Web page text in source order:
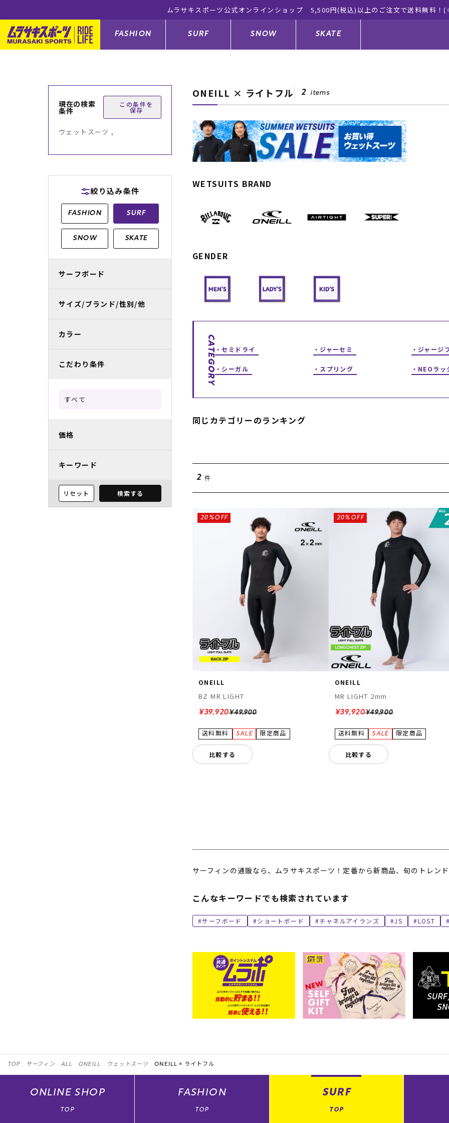
ムラサキスポーツ公式オンラ
FASHION
アウター/ジャケット トップス
シューズ サンダル
バッグ
メンズ水着
レディースラッシュガード
SURF
サーフボード ウェットスーツ
サーフボードメンテナンスグッズ キッズサーフィン
ボディーボード
GO ボディーボード
SNOW
スノーボード板 バインディング
スノーボードセット スノーボードウェア
スノーボードゴーグル
キッズスノーボードセット
スノーボード レンタル
中古/アウトレット スノーウェア
SKATE
スケートボード キッズスケートボード
スケートボードグッズ
スケートボードメンテナンスグッ
ズ
GO スケートセット
ONEILL × ライトフル 2 items
WETSUITS BRAND
GENDER
CATEGORY セミドライ ジャーセミ ジャージ
シーガル スプリング NEOラッ
同じカテゴリーのランキング
2 件
ONEILL
BZ MR LIGHT
¥49,900
20%OFF
¥39,920
比較する
ONEILL
MR LIGHT 2mm
¥49,900
20%OFF
¥39,920
比較する
サーフィンの通販なら、ムラサキスポーツ！定番から新商品、旬のトレン
こんなキーワードでも検索されています
サーフボード ショートボード チャネルアイランズ JS LOST
現在の検索
条件
この条件を
保存
ウェットスーツ ,
絞り込み条件
FASHION SURF
SNOW SKATE
サーフボード
サイズ/ブランド/性別/他
カラー
こだわり条件
すべて
価格
キーワード
リセット 検索する
TOP サーフィン ALL ONEILL ウェットスーツ ONEILL × ライトフル
ONLINE SHOP
TOP
FASHION
TOP
SURF
TOP